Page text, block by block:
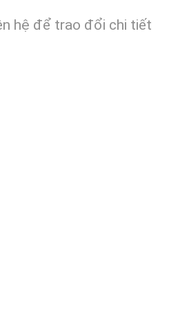
hệ để trao đổi chi tiết